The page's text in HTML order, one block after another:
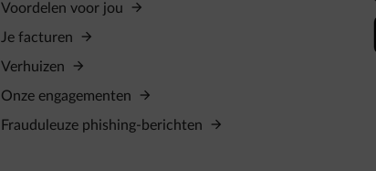
Voordelen voor jou
Je facturen
Verhuizen
Onze engagementen
Frauduleuze phishing-berichten